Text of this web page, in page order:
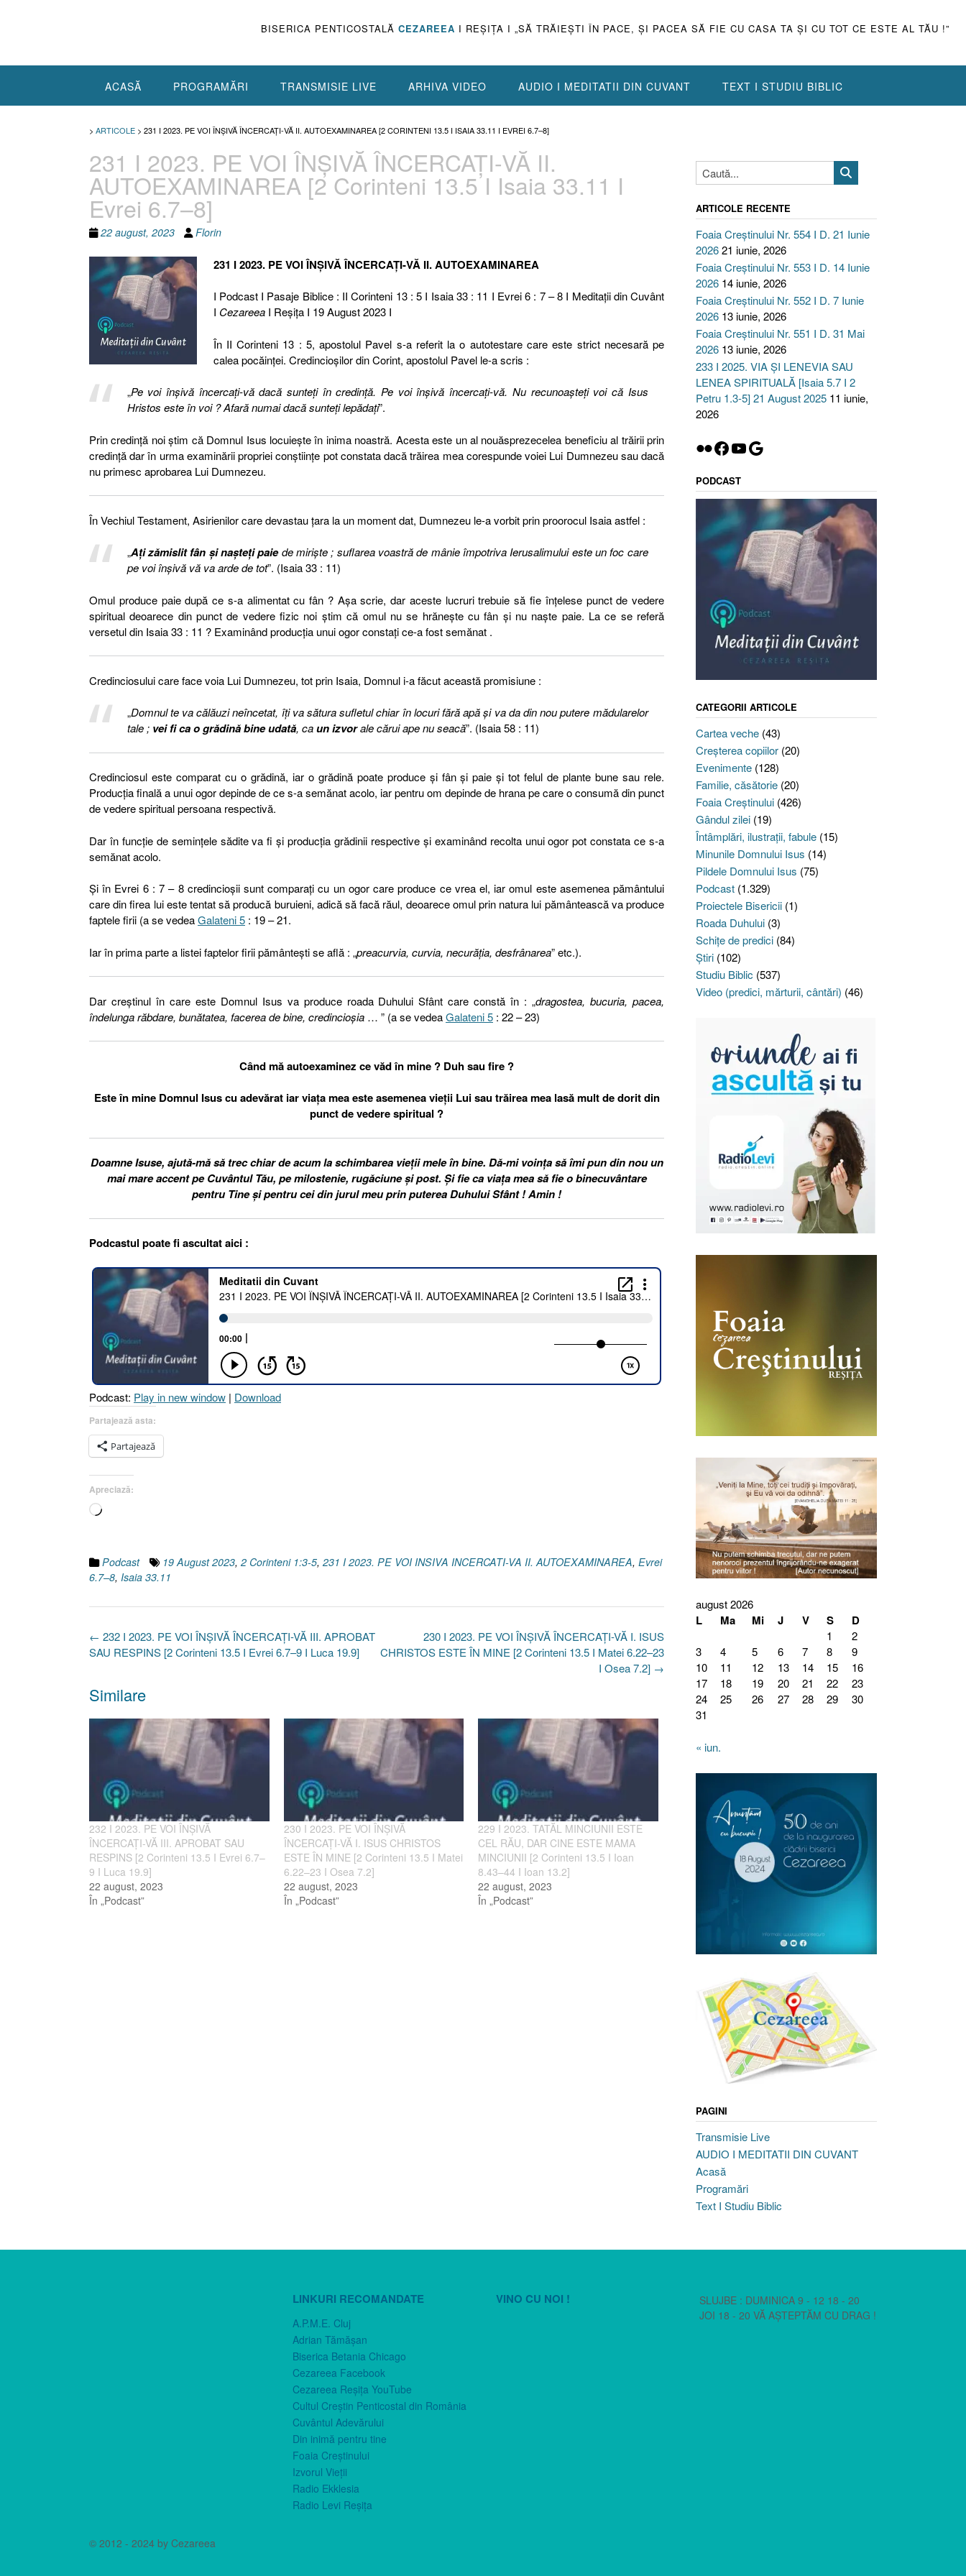
BISERICA PENTICOSTALĂ CEZAREEA I REŞIŢA I „SĂ TRĂIEŞTI ÎN PACE, ŞI PACEA SĂ FIE CU CASA TA ŞI CU TOT CE ESTE AL TĂU !”
ACASĂ PROGRAMĂRI TRANSMISIE LIVE ARHIVA VIDEO AUDIO I MEDITATII DIN CUVANT TEXT I STUDIU BIBLIC
> ARTICOLE > 231 I 2023. PE VOI ÎNȘIVĂ ÎNCERCAȚI-VĂ II. AUTOEXAMINAREA [2 CORINTENI 13.5 I ISAIA 33.11 I EVREI 6.7–8]
231 I 2023. PE VOI ÎNȘIVĂ ÎNCERCAȚI-VĂ II.
AUTOEXAMINAREA [2 Corinteni 13.5 I Isaia 33.11 I
Evrei 6.7–8]
22 august, 2023 Florin
231 I 2023. PE VOI ÎNȘIVĂ ÎNCERCAȚI-VĂ II. AUTOEXAMINAREA
I Podcast I Pasaje Biblice : II Corinteni 13 : 5 I Isaia 33 : 11 I Evrei 6 : 7 – 8 I Meditaţii din Cuvânt
I CezareeaI Reşiţa I 19 August 2023 I
În II Corinteni 13 : 5, apostolul Pavel s-a referit la o autotestare care este strict necesară pe
calea pocăinței. Credincioșilor din Corint, apostolul Pavel le-a scris :
„Pe voi înşivă încercaţi-vă dacă sunteţi în credinţă. Pe voi înşivă încercaţi-vă. Nu recunoaşteţi voi că Isus
Hristos este în voi ? Afară numai dacă sunteţi lepădaţi”.
Prin credință noi știm că Domnul Isus locuiește în inima noastră. Acesta este un al nouăsprezecelea beneficiu al trăirii prin
credință dar în urma examinării propriei conștiințe pot constata dacă trăirea mea corespunde voiei Lui Dumnezeu sau dacă
nu primesc aprobarea Lui Dumnezeu.
În Vechiul Testament, Asirienilor care devastau țara la un moment dat, Dumnezeu le-a vorbit prin proorocul Isaia astfel :
„Aţi zămislit fân şi naşteţi paiede mirişte ; suflarea voastră de mânie împotriva Ierusalimului este un foc care
pe voi înşivă vă va arde de tot”. (Isaia 33 : 11)
Omul produce paie după ce s-a alimentat cu fân ? Așa scrie, dar aceste lucruri trebuie să fie înțelese punct de vedere
spiritual deoarece din punct de vedere fizic noi știm că omul nu se hrănește cu fân și nu naște paie. La ce se referă
versetul din Isaia 33 : 11 ? Examinând producția unui ogor constați ce-a fost semănat .
Credinciosului care face voia Lui Dumnezeu, tot prin Isaia, Domnul i-a făcut această promisiune :
„Domnul te va călăuzi neîncetat, îţi va sătura sufletul chiar în locuri fără apă şi va da din nou putere mădularelor
tale ; vei fi ca o grădină bine udată, caun izvorale cărui ape nu seacă”. (Isaia 58 : 11)
Credinciosul este comparat cu o grădină, iar o grădină poate produce și fân și paie și tot felul de plante bune sau rele.
Producția finală a unui ogor depinde de ce s-a semănat acolo, iar pentru om depinde de hrana pe care o consumă din punct
de vedere spiritual persoana respectivă.
Dar în funcție de semințele sădite va fi și producția grădinii respective și examinând recolta unui ogor pot constata ce s-a
semănat acolo.
Și în Evrei 6 : 7 – 8 credincioșii sunt comparați cu un ogor care produce ce vrea el, iar omul este asemenea pământului
care din firea lui este tentat să producă buruieni, adică să facă răul, deoarece omul prin natura lui pământească va produce
faptele firii (a se vedeaGalateni 5 : 19 – 21.
Iar în prima parte a listei faptelor firii pământești se află : „preacurvia, curvia, necurăţia, desfrânarea” etc.).
Dar creștinul în care este Domnul Isus va produce roada Duhului Sfânt care constă în : „dragostea, bucuria, pacea,
îndelunga răbdare, bunătatea, facerea de bine, credincioşia … ” (a se vedeaGalateni 5 : 22 – 23)
Când mă autoexaminez ce văd în mine ? Duh sau fire ?
Este în mine Domnul Isus cu adevărat iar viața mea este asemenea vieții Lui sau trăirea mea lasă mult de dorit din
punct de vedere spiritual ?
Doamne Isuse, ajută-mă să trec chiar de acum la schimbarea vieții mele în bine. Dă-mi voința să îmi pun din nou un
mai mare accent pe Cuvântul Tău, pe milostenie, rugăciune și post. Și fie ca viața mea să fie o binecuvântare
pentru Tine și pentru cei din jurul meu prin puterea Duhului Sfânt ! Amin !
Podcastul poate fi ascultat aici :
Podcast: Play in new window | Download
Partajează asta:
Partajează
Apreciază:
Încarc...
Podcast 19 August 2023, 2 Corinteni 1:3-5, 231 I 2023. PE VOI INSIVA INCERCATI-VA II. AUTOEXAMINAREA, Evrei
6.7–8, Isaia 33.11
Post
navigation
230 I 2023. PE VOI ÎNȘIVĂ ÎNCERCAȚI-VĂ I. ISUS
CHRISTOS ESTE ÎN MINE [2 Corinteni 13.5 I Matei 6.22–23
I Osea 7.2] →
← 232 I 2023. PE VOI ÎNȘIVĂ ÎNCERCAȚI-VĂ III. APROBAT
SAU RESPINS [2 Corinteni 13.5 I Evrei 6.7–9 I Luca 19.9]
Similare
232 I 2023. PE VOI ÎNȘIVĂ
ÎNCERCAȚI-VĂ III. APROBAT SAU
RESPINS [2 Corinteni 13.5 I Evrei 6.7–
9 I Luca 19.9]
22 august, 2023
În „Podcast”
230 I 2023. PE VOI ÎNȘIVĂ
ÎNCERCAȚI-VĂ I. ISUS CHRISTOS
ESTE ÎN MINE [2 Corinteni 13.5 I Matei
6.22–23 I Osea 7.2]
22 august, 2023
În „Podcast”
229 I 2023. TATĂL MINCIUNII ESTE
CEL RĂU, DAR CINE ESTE MAMA
MINCIUNII [2 Corinteni 13.5 I Ioan
8.43–44 I Ioan 13.2]
22 august, 2023
În „Podcast”
ARTICOLE RECENTE
Foaia Creștinului Nr. 554 I D. 21 Iunie
202621 iunie, 2026
Foaia Creștinului Nr. 553 I D. 14 Iunie
2026 14 iunie, 2026
Foaia Creștinului Nr. 552 I D. 7 Iunie
2026 13 iunie, 2026
Foaia Creștinului Nr. 551 I D. 31 Mai
2026 13 iunie, 2026
233 I 2025. VIA ȘI LENEVIA SAU
LENEA SPIRITUALĂ [Isaia 5.7 I 2
Petru 1.3-5] 21 August 2025 11 iunie,
2026
Flickr
Facebook
YouTube
Google
PODCAST
CATEGORII ARTICOLE
Cartea veche(43)
Creşterea copiilor(20)
Evenimente(128)
Familie, căsătorie(20)
Foaia Creştinului(426)
Gândul zilei(19)
Întâmplări, ilustraţii, fabule(15)
Minunile Domnului Isus (14)
Pildele Domnului Isus (75)
Podcast(1.329)
Proiectele Bisericii(1)
Roada Duhului(3)
Schiţe de predici(84)
Ştiri(102)
Studiu Biblic (537)
Video (predici, mărturii, cântări) (46)
august 2026
L Ma Mi J V S D
1
2
3
4 5 6 7 8
9
10
11 12 13 14 15
16
17
18 19 20 21 22
23
24
25 26 27 28 29
30
31
« iun.
PAGINI
Transmisie Live
AUDIO I MEDITATII DIN CUVANT
Acasă
Programări
Text I Studiu Biblic
LINKURI RECOMANDATE
A.P.M.E. Cluj
Adrian Tămăşan
Biserica Betania Chicago
Cezareea Facebook
Cezareea Reşiţa YouTube
Cultul Creştin Penticostal din România
Cuvântul Adevărului
Din inimă pentru tine
Foaia Creştinului
Izvorul Vieţii
Radio Ekklesia
Radio Levi Reşiţa
VINO CU NOI !
SLUJBE : DUMINICA 9 - 12 18 - 20
JOI 18 - 20 VĂ AȘTEPTĂM CU DRAG !
© 2012 - 2024 by Cezareea